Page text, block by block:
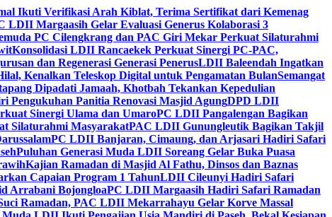
Ikuti Verifikasi Arah Kiblat, Terima Sertifikat dari Kemenag
LDII Margaasih Gelar Evaluasi Generus Kolaborasi 3
PC Cilengkrang dan PAC Giri Mekar Perkuat Silaturahmi
Konsolidasi LDII Rancaekek Perkuat Sinergi PC-PAC,
dan Regenerasi Generasi PenerusLDII Baleendah Ingatkan
Kenalkan Teleskop Digital untuk Pengamatan BulanSemangat
Dipadati Jamaah, Khotbah Tekankan Kepedulian
Pengukuhan Panitia Renovasi Masjid AgungDPD LDII
Sinergi Ulama dan UmaroPC LDII Pangalengan Bagikan
Silaturahmi MasyarakatPAC LDII Gunungleutik Bagikan Takjil
PC LDII Banjaran, Cimaung, dan Arjasari Hadiri Safari
Puluhan Generasi Muda LDII Soreang Gelar Buka Puasa
Kajian Ramadan di Masjid Al Fathu, Dinsos dan Baznas
Capaian Program 1 TahunLDII Cileunyi Hadiri Safari
Arrabani BojongloaPC LDII Margaasih Hadiri Safari Ramadan
Ramadan, PAC LDII Mekarrahayu Gelar Korve Massal